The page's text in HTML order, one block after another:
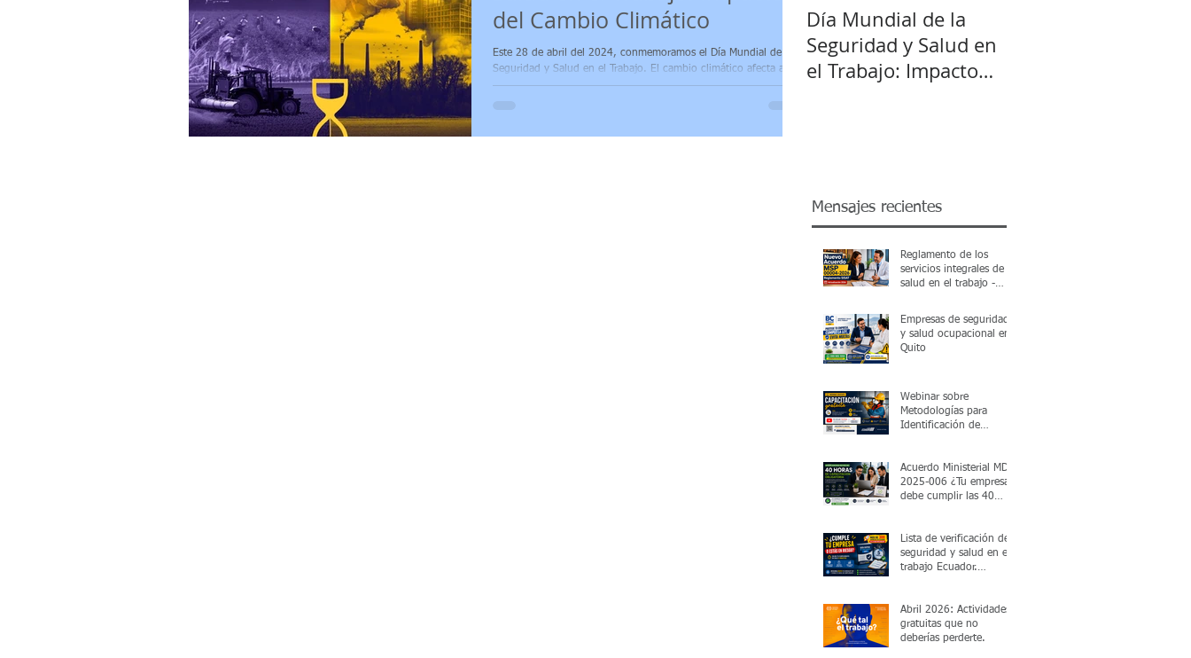
Ergonomía IESS Riesgos del trabajo Comité paritario Acuerdos Ministeriales
Webinar Ministerio de salud pública MSP
del Cambio Climático
Este 28 de abril del 2024, conmemoramos el Día Mundial de la
Seguridad y Salud en el Trabajo. El cambio climático afecta a los
trabajadores.
Día Mundial de la
Seguridad y Salud en
el Trabajo: Impacto
Mensajes recientes
Reglamento de los
servicios integrales de
salud en el trabajo -
Empresas de seguridad
y salud ocupacional en
Quito
Webinar sobre
Metodologías para
Identificación de
Acuerdo Ministerial MDT-
2025-006 ¿Tu empresa
debe cumplir las 40
Lista de verificación de
seguridad y salud en el
trabajo Ecuador.
Valida en 5 minutos si
cumples con el MDT.
Abril 2026: Actividades
gratuitas que no
deberías perderte.